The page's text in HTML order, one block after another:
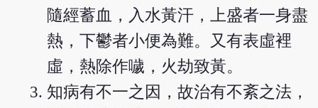
隨經蓄血，入水黃汗，上盛者一身盡
熱，下鬱者小便為難。又有表虛裡
虛，熱除作噦，火劫致黃。
知病有不一之因，故治有不紊之法，